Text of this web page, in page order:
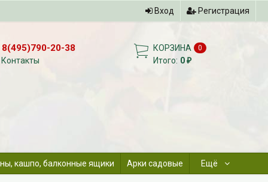
Вход Регистрация
8(495)790-20-38
Контакты
КОРЗИНА 0
Итого: 0₽
кашпо, балконные ящики Арки садовые Ещё